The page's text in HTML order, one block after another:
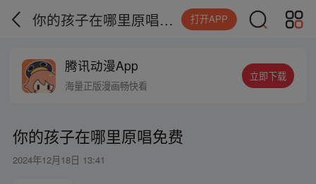
你的孩子在哪里原唱免费 打开APP
腾讯动漫App
海量正版漫画畅快看
立即下载
你的孩子在哪里原唱免费
2024年12月18日 13:41